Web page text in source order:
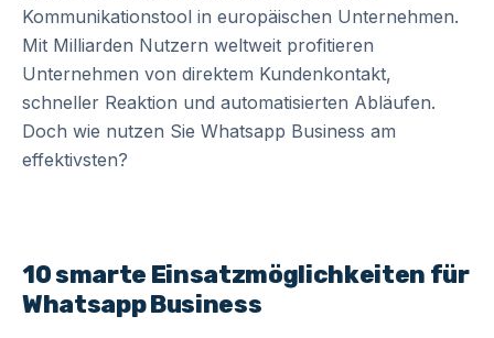
Kommunikationstool in europäischen Unternehmen.
Mit Milliarden Nutzern weltweit profitieren
Unternehmen von direktem Kundenkontakt,
schneller Reaktion und automatisierten Abläufen.
Doch wie nutzen Sie Whatsapp Business am
effektivsten?
10 smarte Einsatzmöglichkeiten für
Whatsapp Business